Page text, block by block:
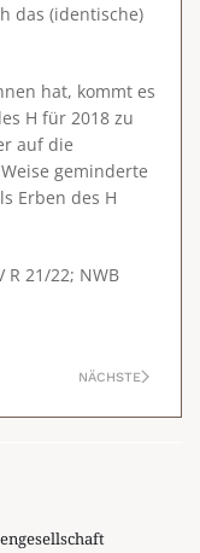
das (identische)
hat, kommt es
H für 2018 zu
auf die
geminderte
Erben des H
R 21/22; NWB
NÄCHSTE